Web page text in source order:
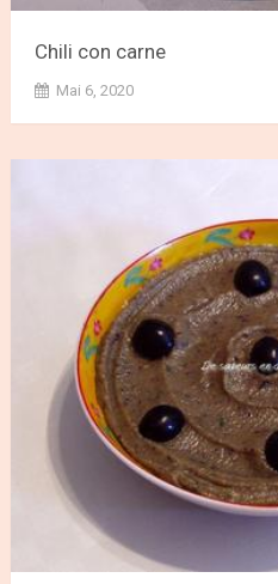
Chili con carne
Mai 6, 2020